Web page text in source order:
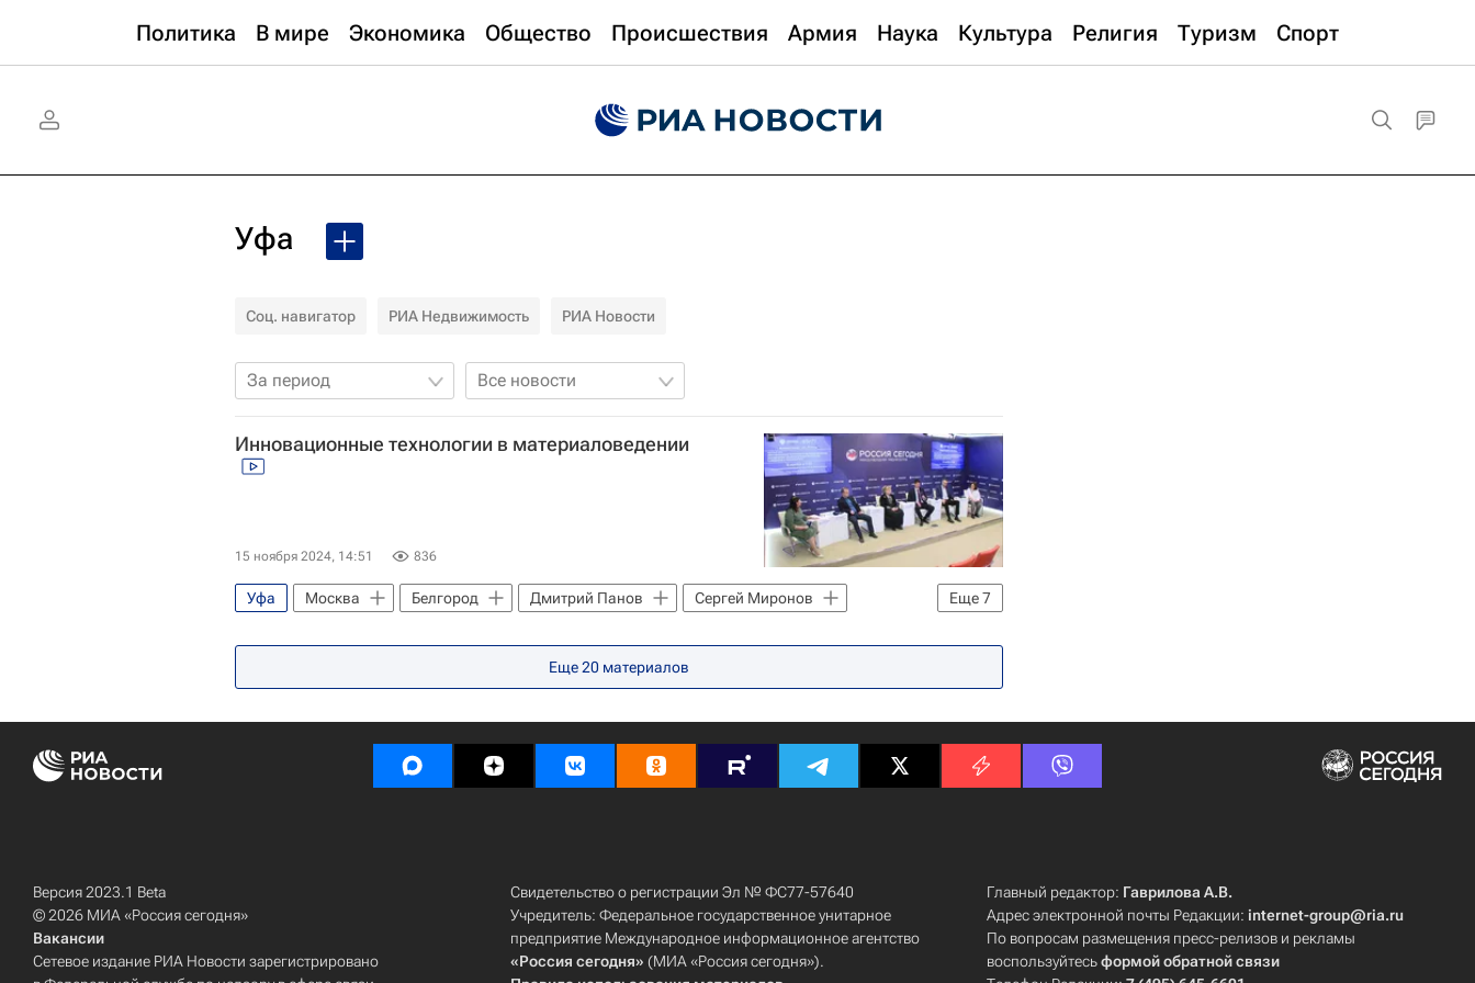
Политика В мире Экономика Общество Происшествия Армия Наука Культура Религия Туризм Спорт
Уфа
Соц. навигатор РИА Недвижимость РИА Новости
За период Все новости
Инновационные технологии в материаловедении
15 ноября 2024, 14:51 836
Еще7
Уфа Москва Белгород Дмитрий Панов
Сергей Миронов
Белгородский государственный университетЕще20 материалов
Версия 2023.1 Beta
© 2026 МИА «Россия сегодня»
Вакансии
Сетевое издание РИА Новости зарегистрировано
Свидетельство о регистрации Эл № ФС77-57640
Учредитель: Федеральное государственное унитарное
предприятие Международное информационное агентство
«Россия сегодня» (МИА «Россия сегодня»).
Главный редактор: Гаврилова А.В.
Адрес электронной почты Редакции:internet-group@ria.ru
По вопросам размещения пресс-релизов и рекламы
воспользуйтесьформой обратной связи